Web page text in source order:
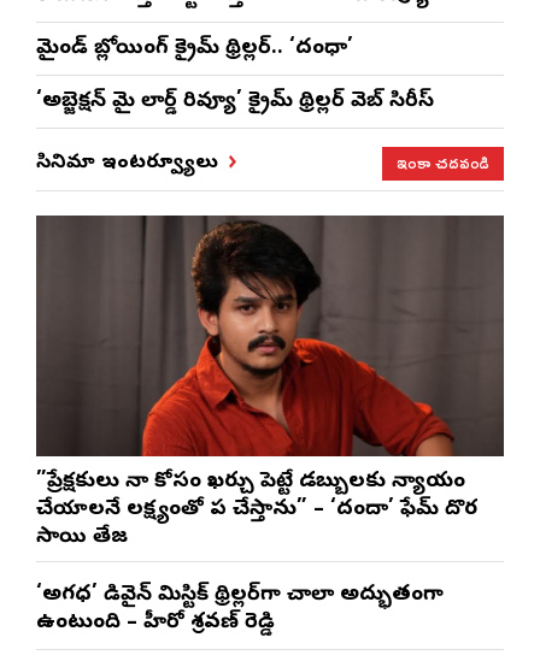
మైండ్ బ్లోయింగ్ క్రైమ్ థ్రిల్లర్.. ‘దంధా’
‘అబ్జెక్ష‌న్ మై లార్డ్ రివ్యూ’ క్రైమ్ థ్రిల్ల‌ర్ వెబ్ సిరీస్
సినిమా ఇంటర్వ్యూలు ఇంకా చదవండి
”ప్రేక్షకులు నా కోసం ఖర్చు పెట్టే డబ్బులకు న్యాయం
చేయాలనే లక్ష్యంతో పని చేస్తాను” – ‘దందా’ ఫేమ్ దొర
సాయి తేజ
‘అగధ’ డివైన్ మిస్టిక్ థ్రిల్లర్‌గా చాలా అద్భుతంగా
ఉంటుంది – హీరో శ్రవణ్ రెడ్డి